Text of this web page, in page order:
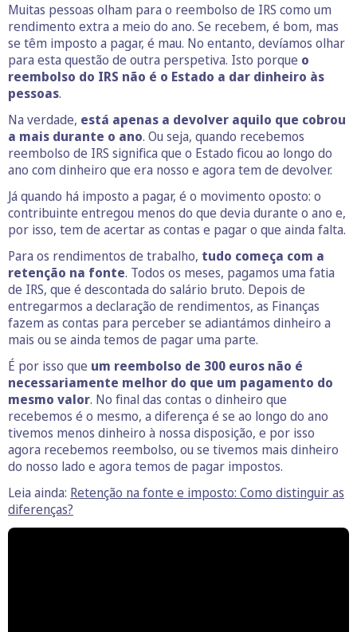
Muitas pessoas olham para o reembolso de IRS como um
rendimento extra a meio do ano. Se recebem, é bom, mas
se têm imposto a pagar, é mau. No entanto, devíamos olhar
para esta questão de outra perspetiva. Isto porque o
reembolso do IRS não é o Estado a dar dinheiro às
pessoas.
Na verdade, está apenas a devolver aquilo que cobrou
a mais durante o ano. Ou seja, quando recebemos
reembolso de IRS significa que o Estado ficou ao longo do
ano com dinheiro que era nosso e agora tem de devolver.
Já quando há imposto a pagar, é o movimento oposto: o
contribuinte entregou menos do que devia durante o ano e,
por isso, tem de acertar as contas e pagar o que ainda falta.
Para os rendimentos de trabalho, tudo começa com a
retenção na fonte. Todos os meses, pagamos uma fatia
de IRS, que é descontada do salário bruto. Depois de
entregarmos a declaração de rendimentos, as Finanças
fazem as contas para perceber se adiantámos dinheiro a
mais ou se ainda temos de pagar uma parte.
É por isso que um reembolso de 300 euros não é
necessariamente melhor do que um pagamento do
mesmo valor. No final das contas o dinheiro que
recebemos é o mesmo, a diferença é se ao longo do ano
tivemos menos dinheiro à nossa disposição, e por isso
agora recebemos reembolso, ou se tivemos mais dinheiro
do nosso lado e agora temos de pagar impostos.
Leia ainda: Retenção na fonte e imposto: Como distinguir as
diferenças?